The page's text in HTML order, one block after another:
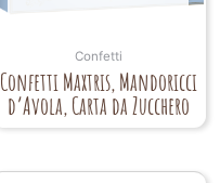
Confetti
Confetti Maxtris, Mandoricci
d’Avola, Carta da Zucchero